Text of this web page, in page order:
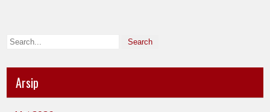
Arsip